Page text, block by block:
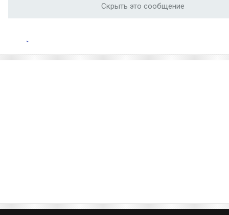
Скрыть это сообщение